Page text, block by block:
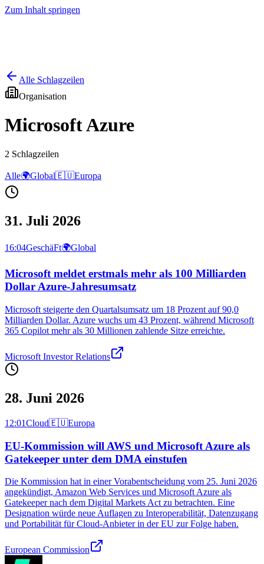
Zum Inhalt springen
Alle Schlagzeilen
Organisation
Microsoft Azure
2 Schlagzeilen
Alle🌍Global🇪🇺Europa
31. Juli 2026
16:04GeschäFt🌍Global
Microsoft meldet erstmals mehr als 100 Milliarden
Dollar Azure-Jahresumsatz
Microsoft steigerte den Quartalsumsatz um 18 Prozent auf 90,0
Milliarden Dollar. Azure wuchs um 43 Prozent, während Microsoft
365 Copilot mehr als 30 Millionen zahlende Sitze erreichte.
Microsoft Investor Relations
28. Juni 2026
12:01Cloud🇪🇺Europa
EU-Kommission will AWS und Microsoft Azure als
Gatekeeper unter dem DMA einstufen
Die Kommission hat in einer Vorabentscheidung vom 25. Juni 2026
angekündigt, Amazon Web Services und Microsoft Azure als
Gatekeeper nach dem Digital Markets Act zu betrachten. Eine
Designation würde neue Auflagen zu Interoperabilität, Datenzugang
und Portabilität für Cloud‑Anbieter in der EU zur Folge haben.
European Commission